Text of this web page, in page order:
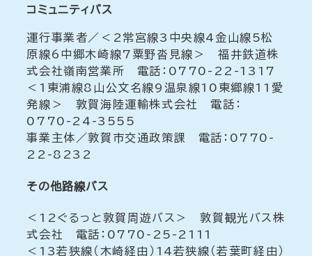
コミュニティバス
運行事業者／＜2常宮線3中央線4金山線5松
原線6中郷木崎線7粟野沓見線＞ 福井鉄道株
式会社嶺南営業所 電話：0770-22-1317
＜1東浦線8山公文名線9温泉線10東郷線11愛
発線＞ 敦賀海陸運輸株式会社 電話：
0770-24-3555
事業主体／敦賀市交通政策課 電話：0770-
22-8232
その他路線バス
＜12ぐるっと敦賀周遊バス＞ 敦賀観光バス株
式会社 電話：0770-25-2111
＜13若狭線（木崎経由）14若狭線（若葉町経由）